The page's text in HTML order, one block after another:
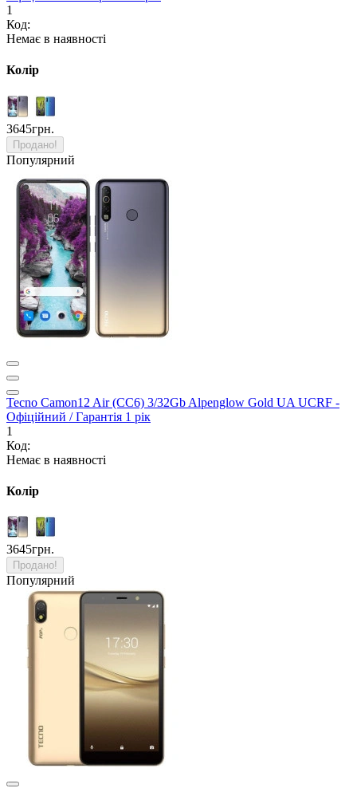
1
Код:
Немає в наявності
Колір
3645грн.
Продано!
Популярний
Tecno Camon12 Air (CC6) 3/32Gb Alpenglow Gold UA UCRF -
Офіційний / Гарантія 1 рік
1
Код:
Немає в наявності
Колір
3645грн.
Продано!
Популярний